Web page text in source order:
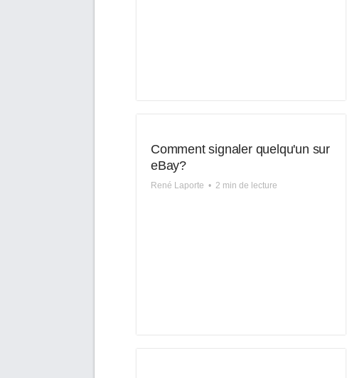
Comment signaler quelqu'un sur
eBay?
René Laporte • 2 min de lecture